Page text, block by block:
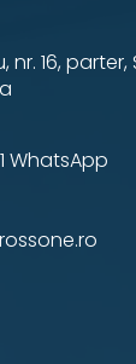
nr. 16, parter,
WhatsApp